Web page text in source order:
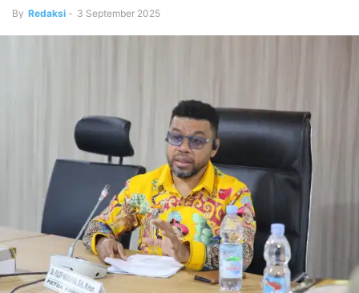
By Redaksi - 3 September 2025